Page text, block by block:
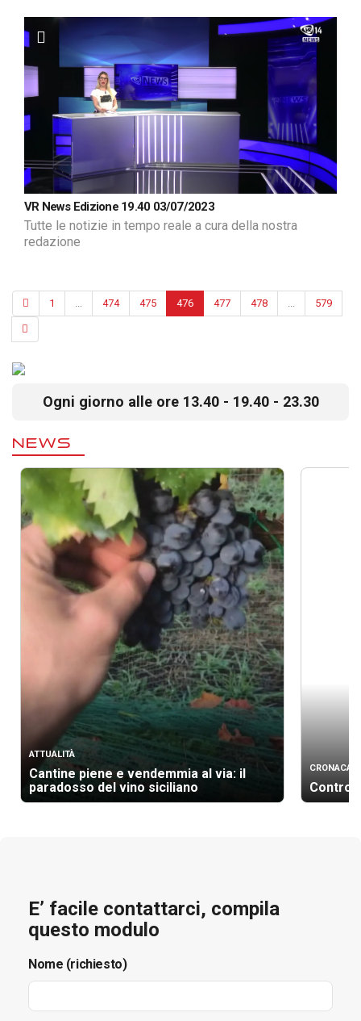
VR News Edizione 19.40 03/07/2023
Tutte le notizie in tempo reale a cura della nostra
redazione
1 474 475 476 477 478 579
Ogni giorno alle ore 13.40 - 19.40 - 23.30
NEWS
ATTUALITÀ
Cantine piene e vendemmia al via: il
paradosso del vino siciliano
CRONACA
E’ facile contattarci, compila
questo modulo
Nome (richiesto)